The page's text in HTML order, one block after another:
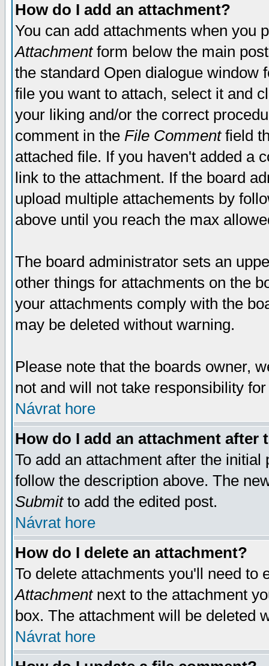
How do I add an attachment?
You can add attachments when you
Attachmentform below the main
the standard Open dialogue window
file you want to attach, select it and
your liking and/or the correct
comment in the File Commentfield
attached file. If you haven't added a
link to the attachment. If the board
upload multiple attachements by
above until you reach the max
The board administrator sets an
other things for attachments on the
your attachments comply with the
may be deleted without warning.
Please note that the boards owner,
not and will not take responsibility
Návrat hore
How do I add an attachment after
To add an attachment after the
follow the description above. The
Submitto add the edited post.
Návrat hore
How do I delete an attachment?
To delete attachments you'll need
Attachmentnext to the attachment
box. The attachment will be deleted
Návrat hore